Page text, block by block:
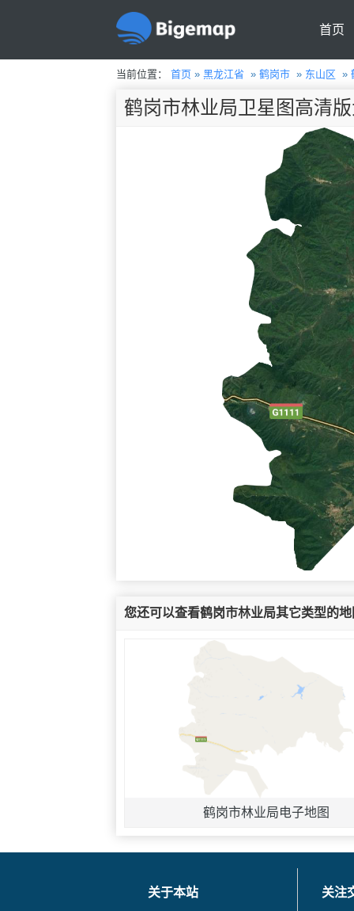
首页
当前位置： 首页» 黑龙江省 » 鹤岗市» 东山区 »
鹤岗市林业局卫星图高清
您还可以查看鹤岗市林业局其它类型的地
鹤岗市林业局电子地图
关于本站 关注